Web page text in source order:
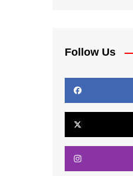
Follow Us